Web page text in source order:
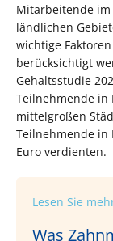
Mitarbeitende
ländlichen
wichtige
berücksichtigt
Gehaltsstudie
Teilnehmende in
mittelgroßen
Teilnehmende in
Euro verdienten.
Lesen Sie
Was